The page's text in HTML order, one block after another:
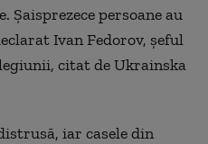
Șaisprezece persoane au
Ivan Fedorov, șeful
citat de Ukrainska
iar casele din